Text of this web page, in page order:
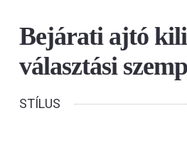
Bejárati ajtó
választási
STÍLUS